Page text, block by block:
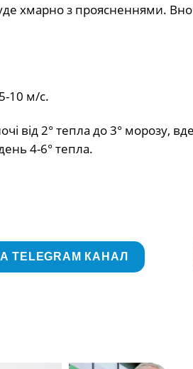
хмарно з проясненнями.
10 м/с.
від 2° тепла до 3° морозу,
4-6° тепла.
TELEGRAM КАНАЛ